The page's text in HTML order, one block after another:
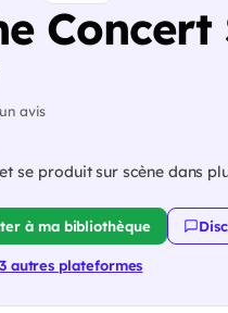
avis
se produit sur scène dans
à ma bibliothèque
autres plateformes